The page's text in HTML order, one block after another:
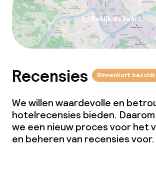
Bekijk de kaart
Recensies Binnenkort
We willen waardevolle en
hotelrecensies bieden.
we een nieuw proces voor het
en beheren van recensies voor.